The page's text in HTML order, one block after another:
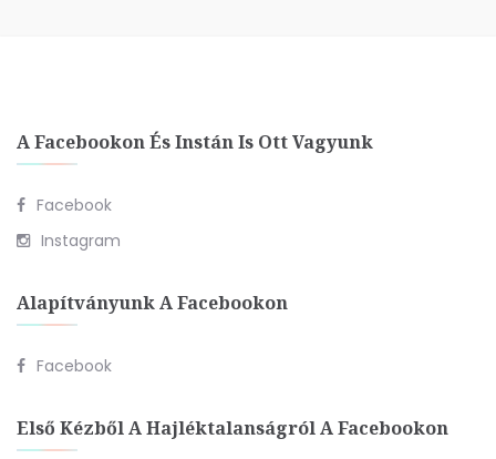
A Facebookon És Instán Is Ott Vagyunk
Facebook
Instagram
Alapítványunk A Facebookon
Facebook
Első Kézből A Hajléktalanságról A Facebookon